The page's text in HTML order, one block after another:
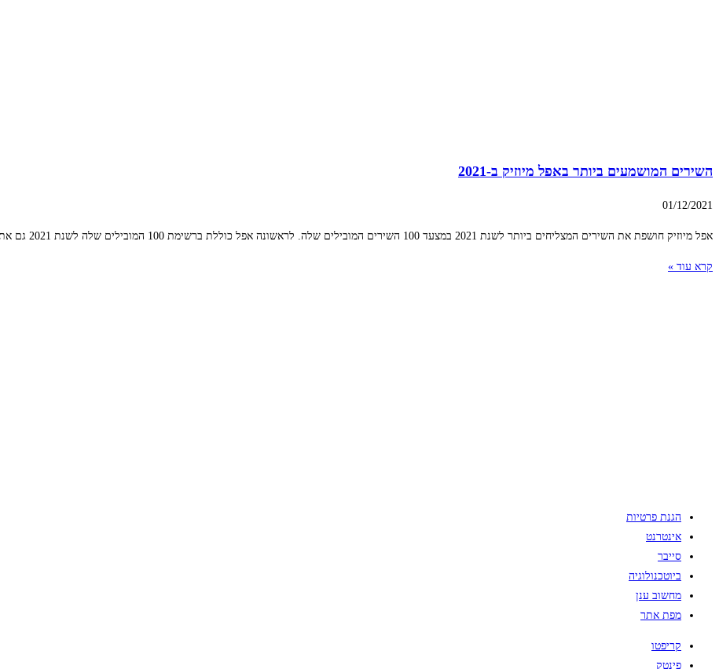
השירים המושמעים ביותר באפל מיוזיק ב-2021
01/12/2021
אפל מיוזיק חושפת את השירים המצליחים ביותר לשנת 2021 במצעד 100 השירים המובילים שלה. לראשונה אפל כוללת ברשימת 100 המובילים שלה לשנת 2021 גם את
קרא עוד »
הגנת פרטיות
אינטרנט
סייבר
ביוטכנולוגיה
מחשוב ענן
מפת אתר
קריפטו
פינטק